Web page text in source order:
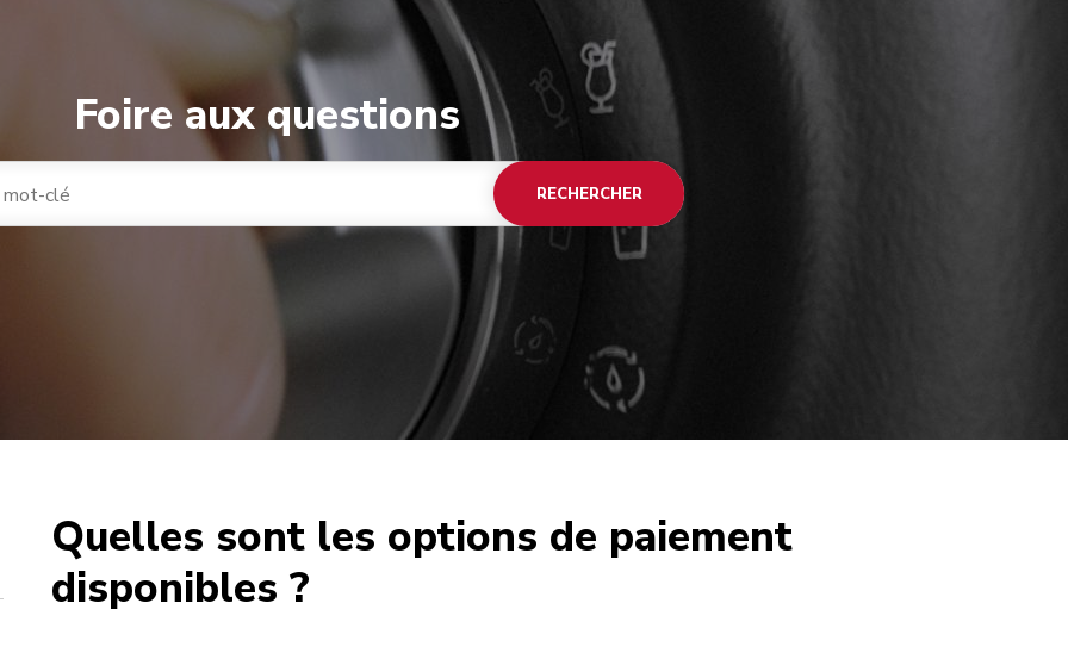
Foire aux questions
RECHERCHER
Quelles sont les options de paiement
disponibles ?